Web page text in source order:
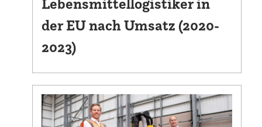
Lebensmittellogistiker in
der EU nach Umsatz (2020-
2023)